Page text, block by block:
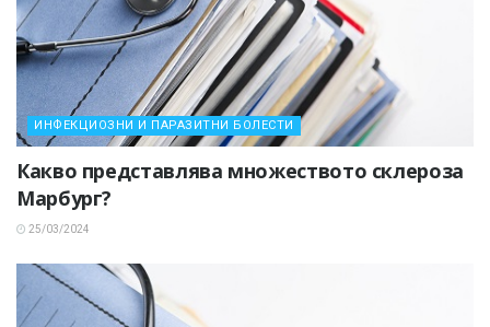
ИНФЕКЦИОЗНИ И ПАРАЗИТНИ БОЛЕСТИ
Какво представлява множеството склероза
Марбург?
25/03/2024